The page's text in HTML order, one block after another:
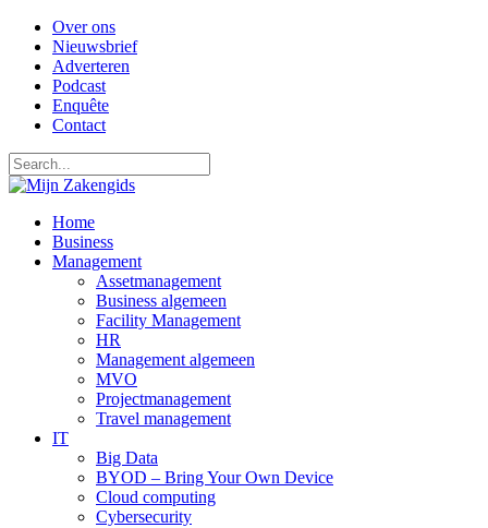
Over ons
Nieuwsbrief
Adverteren
Podcast
Enquête
Contact
Home
Business
Management
Assetmanagement
Business algemeen
Facility Management
HR
Management algemeen
MVO
Projectmanagement
Travel management
IT
Big Data
BYOD – Bring Your Own Device
Cloud computing
Cybersecurity